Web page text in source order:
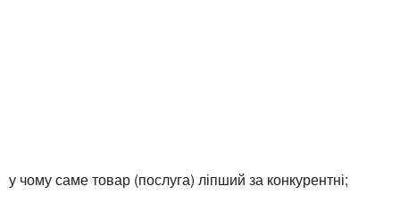
у чому саме товар (послуга) ліпший за конкурентні;